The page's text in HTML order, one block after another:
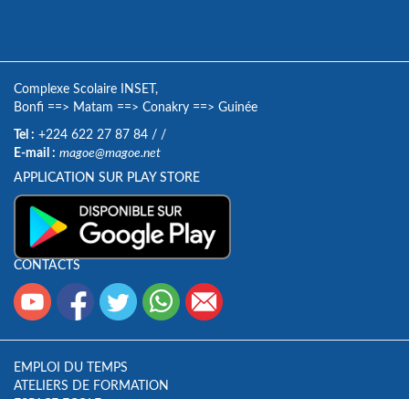
Complexe Scolaire INSET,
Bonfi ==> Matam ==> Conakry ==> Guinée
Tel : +224 622 27 87 84 / /
E-mail : magoe@magoe.net
APPLICATION SUR PLAY STORE
CONTACTS
EMPLOI DU TEMPS
ATELIERS DE FORMATION